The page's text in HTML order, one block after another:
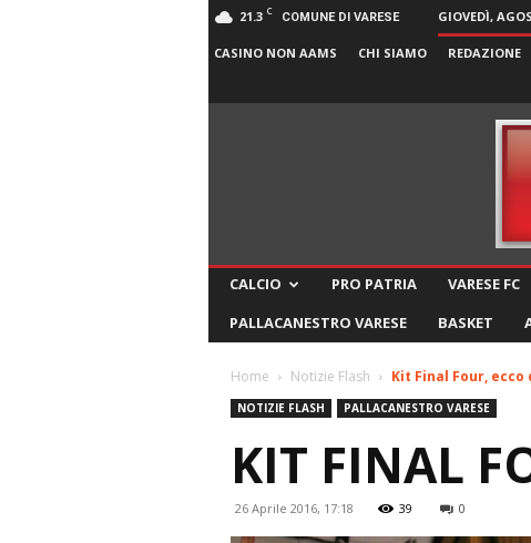
21.3 C COMUNE DI VARESE GIOVEDÌ,
CASINO NON AAMS CHI SIAMO REDAZIONE
CALCIO PRO PATRIA VARESE FC
PALLACANESTRO VARESE
BASKET
Home Notizie Flash Kit Final Four,
NOTIZIE FLASH PALLACANESTRO VARESE
KIT FINAL
26 Aprile 2016, 17:18 39 0